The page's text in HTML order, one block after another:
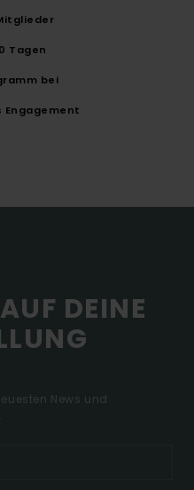
Tagen
bei
DEINE
News und